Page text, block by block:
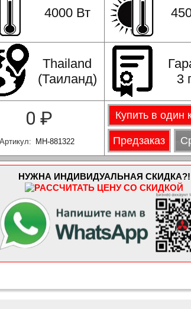
4000 Вт
Thailand
(Таиланд)
3
0 ₽
Артикул: МН-881322
Купить в один
Предзаказ
НУЖНА ИНДИВИДУАЛЬНАЯ СКИДКА?!